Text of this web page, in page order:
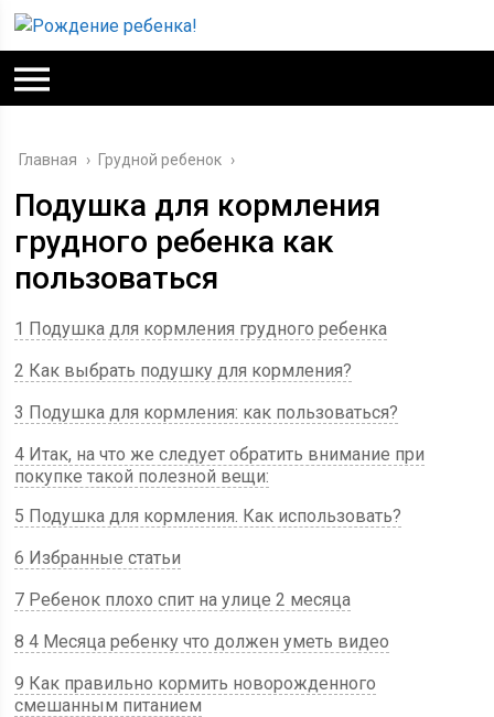
Главная › Грудной ребенок ›
Подушка для кормления
грудного ребенка как
пользоваться
1 Подушка для кормления грудного ребенка
2 Как выбрать подушку для кормления?
3 Подушка для кормления: как пользоваться?
4 Итак, на что же следует обратить внимание при
покупке такой полезной вещи:
5 Подушка для кормления. Как использовать?
6 Избранные статьи
7 Ребенок плохо спит на улице 2 месяца
8 4 Месяца ребенку что должен уметь видео
9 Как правильно кормить новорожденного
смешанным питанием